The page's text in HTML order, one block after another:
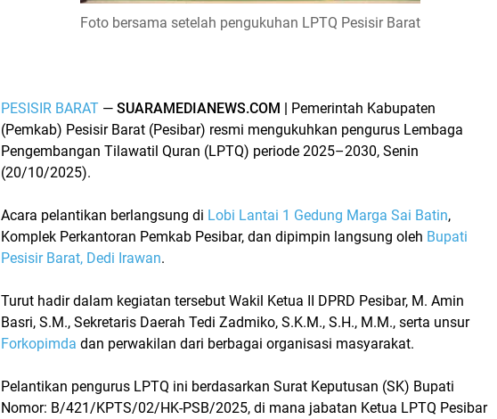
Foto bersama setelah pengukuhan LPTQ Pesisir Barat
PESISIR BARAT — SUARAMEDIANEWS.COM | Pemerintah Kabupaten
(Pemkab) Pesisir Barat (Pesibar) resmi mengukuhkan pengurus Lembaga
Pengembangan Tilawatil Quran (LPTQ) periode 2025–2030, Senin
(20/10/2025).
Acara pelantikan berlangsung di Lobi Lantai 1 Gedung Marga Sai Batin,
Komplek Perkantoran Pemkab Pesibar, dan dipimpin langsung oleh Bupati
Pesisir Barat, Dedi Irawan.
Turut hadir dalam kegiatan tersebut Wakil Ketua II DPRD Pesibar, M. Amin
Basri, S.M., Sekretaris Daerah Tedi Zadmiko, S.K.M., S.H., M.M., serta unsur
Forkopimda dan perwakilan dari berbagai organisasi masyarakat.
Pelantikan pengurus LPTQ ini berdasarkan Surat Keputusan (SK) Bupati
Nomor: B/421/KPTS/02/HK-PSB/2025, di mana jabatan Ketua LPTQ Pesibar